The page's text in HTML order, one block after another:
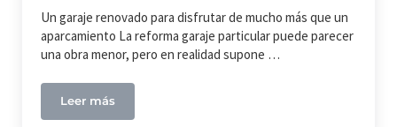
Un garaje renovado para disfrutar de mucho más que un
aparcamiento La reforma garaje particular puede parecer
una obra menor, pero en realidad supone …
Leer másReforma garaje particular en Las Rozas: